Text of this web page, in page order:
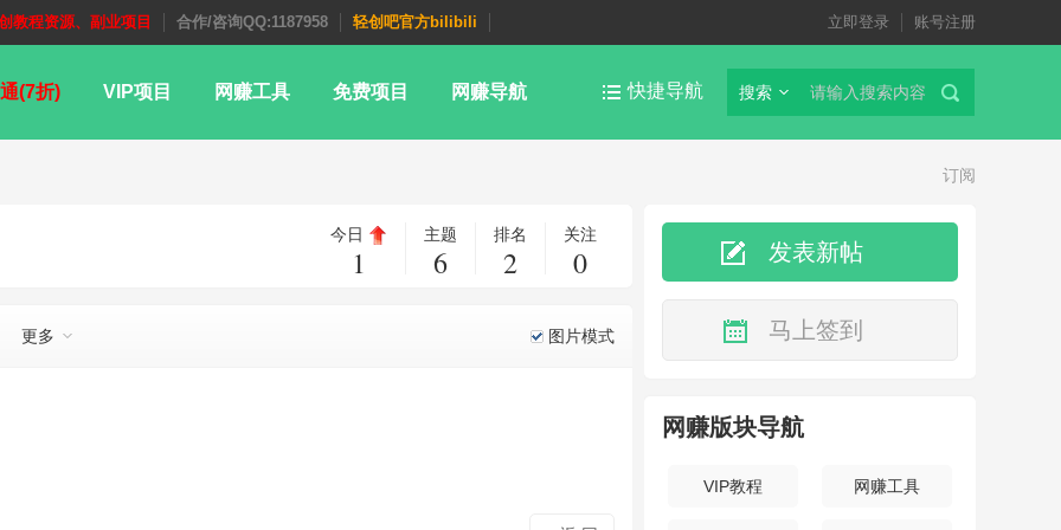
教程资源、副业项目 合作/咨询QQ:1187958 轻创吧官方bilibili 立即登录 账号注册
(7折) VIP项目 网赚工具 免费项目 网赚导航 搜索
快捷导航
订阅
今日
1
主题
6
排名
2
关注
0
更多 图片模式
发表新帖
马上签到
网赚版块导航
VIP教程 网赚工具